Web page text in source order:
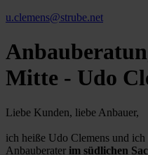
u.clemens@strube.net
Mitte - Udo
Liebe Kunden, liebe Anbauer,
ich heiße Udo Clemens und
Anbauberater im südlichen